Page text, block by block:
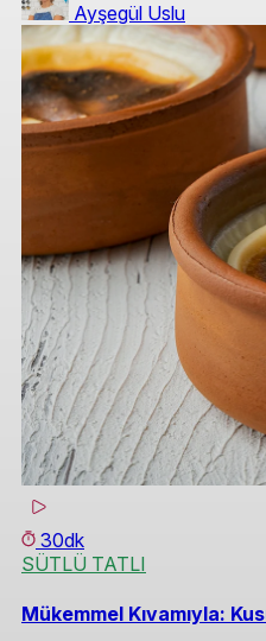
Ayşegül Uslu
30dk
SÜTLÜ TATLI
Mükemmel Kıvamıyla: